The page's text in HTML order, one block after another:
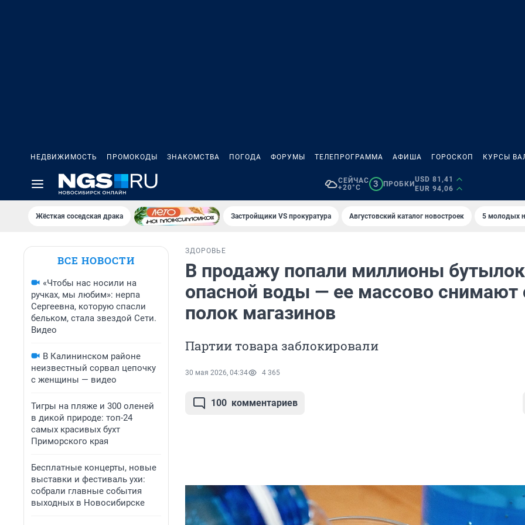
НЕДВИЖИМОСТЬ ПРОМОКОДЫ ЗНАКОМСТВА ПОГОДА ФОРУМЫ ТЕЛЕПРОГРАММА АФИША ГОРОСКОП КУРСЫ
СЕЙЧАС
+20°C
3 ПРОБКИ
USD 81,41
EUR 94,06
Жёсткая соседская драка Застройщики VS прокуратура Августовский каталог новостроек 5 молодых
ВСЕ НОВОСТИ
«Чтобы нас носили на
ручках, мы любим»: нерпа
Сергеевна, которую спасли
бельком, стала звездой Сети.
Видео
В Калининском районе
неизвестный сорвал цепочку
с женщины — видео
Тигры на пляже и 300 оленей
в дикой природе: топ-24
самых красивых бухт
Приморского края
Бесплатные концерты, новые
выставки и фестиваль ухи:
собрали главные события
выходных в Новосибирске
ЗДОРОВЬЕ
В продажу попали миллионы бутылок
опасной воды — ее массово снимают
полок магазинов
Партии товара заблокировали
30 мая 2026, 04:34 4 365
100 комментариев